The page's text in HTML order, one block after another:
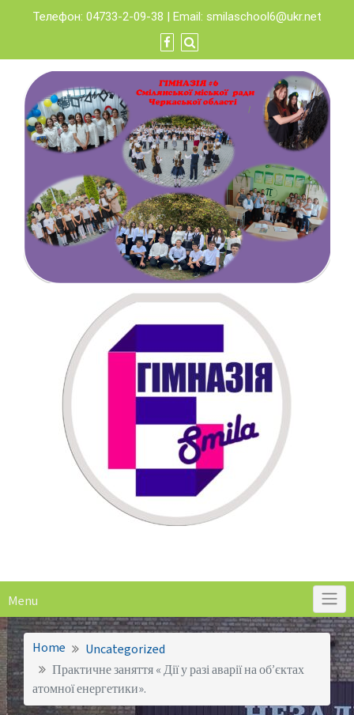
content
Телефон: 04733-2-09-38 | Email: smilaschool6@ukr.net
Menu
Home
Uncategorized
Практичне заняття « Дії у разі аварії на об’єктах
атомної енергетики».